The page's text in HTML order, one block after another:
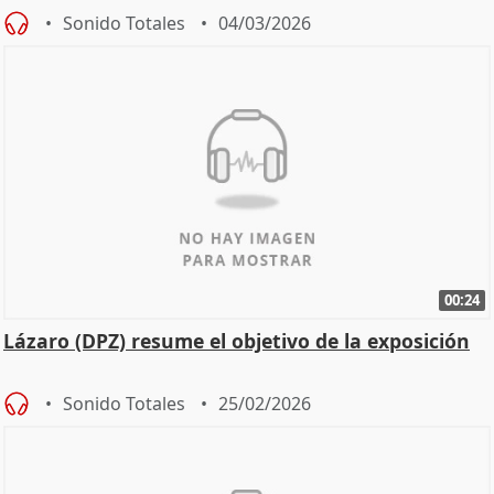
Sonido Totales 04/03/2026
00:24
Lázaro (DPZ) resume el objetivo de la exposición
Sonido Totales 25/02/2026